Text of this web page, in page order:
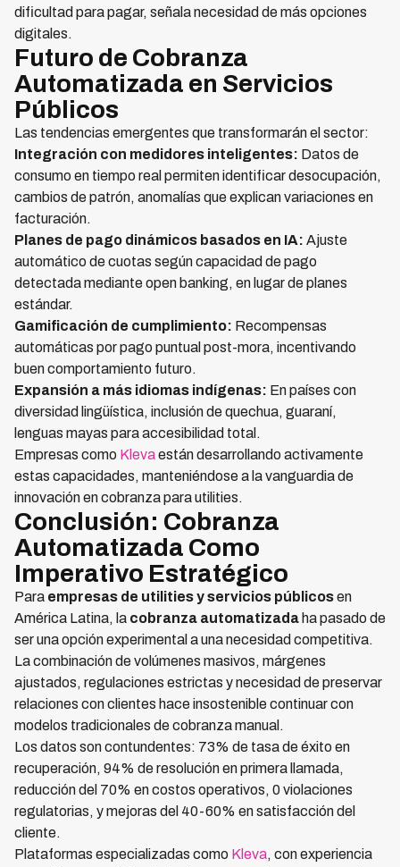
dificultad para pagar, señala necesidad de más opciones
digitales.
Futuro de Cobranza
Automatizada en Servicios
Públicos
Las tendencias emergentes que transformarán el sector:
Integración con medidores inteligentes: Datos de
consumo en tiempo real permiten identificar desocupación,
cambios de patrón, anomalías que explican variaciones en
facturación.
Planes de pago dinámicos basados en IA: Ajuste
automático de cuotas según capacidad de pago
detectada mediante open banking, en lugar de planes
estándar.
Gamificación de cumplimiento: Recompensas
automáticas por pago puntual post-mora, incentivando
buen comportamiento futuro.
Expansión a más idiomas indígenas: En países con
diversidad lingüística, inclusión de quechua, guaraní,
lenguas mayas para accesibilidad total.
Empresas como Klevaestán desarrollando activamente
estas capacidades, manteniéndose a la vanguardia de
innovación en cobranza para utilities.
Conclusión: Cobranza
Automatizada Como
Imperativo Estratégico
Para empresas de utilities y servicios públicosen
América Latina, la cobranza automatizada ha pasado de
ser una opción experimental a una necesidad competitiva.
La combinación de volúmenes masivos, márgenes
ajustados, regulaciones estrictas y necesidad de preservar
relaciones con clientes hace insostenible continuar con
modelos tradicionales de cobranza manual.
Los datos son contundentes: 73% de tasa de éxito en
recuperación, 94% de resolución en primera llamada,
reducción del 70% en costos operativos, 0 violaciones
regulatorias, y mejoras del 40-60% en satisfacción del
cliente.
Plataformas especializadas como Kleva, con experiencia